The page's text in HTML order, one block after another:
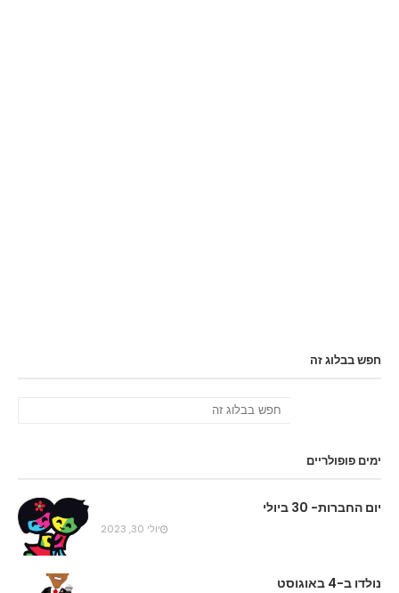
חפש בבלוג זה
ימים פופולריים
יום החברות- 30 ביולי
יולי 30, 2023
נולדו ב-4 באוגוסט